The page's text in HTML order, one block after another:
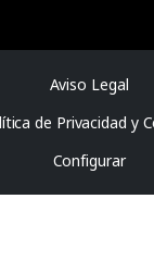
Aviso Legal
de Privacidad y
Configurar